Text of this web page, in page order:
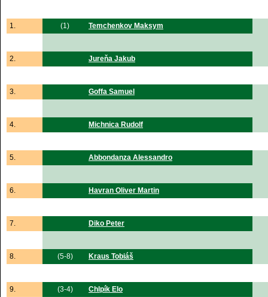
1. (1) Temchenkov Maksym
2. Jureňa Jakub
3. Goffa Samuel
4. Michnica Rudolf
5. Abbondanza Alessandro
6. Havran Oliver Martin
7. Diko Peter
8. (5-8) Kraus Tobiáš
9. (3-4) Chlpík Elo